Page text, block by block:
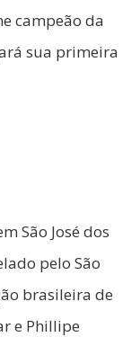
campeão da
sua primeira
São José dos
pelo São
brasileira de
e Phillipe